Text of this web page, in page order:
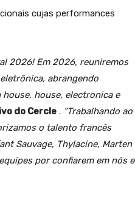
cujas performances
2026! Em 2026, reuniremos
abrangendo
house, electronica e
do Cercle . “Trabalhando ao
o talento francês
Sauvage, Thylacine, Marten
por confiarem em nós e